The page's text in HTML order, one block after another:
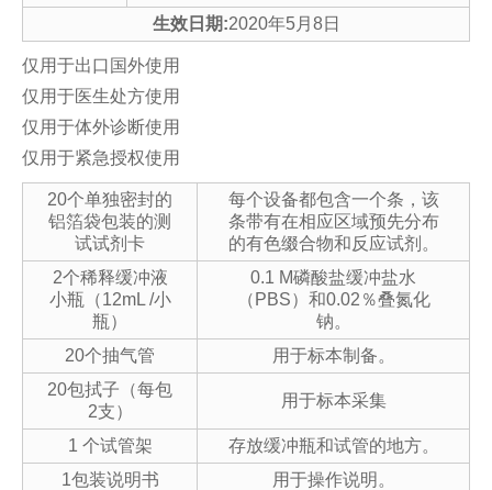
生效日期:2020年5月8日
仅用于出口国外使用
仅用于医生处方使用
仅用于体外诊断使用
仅用于紧急授权使用
20个单独密封的
铝箔袋包装的测
试试剂卡
每个设备都包含一个条，该
条带有在相应区域预先分布
的有色缀合物和反应试剂。
2个稀释缓冲液
小瓶（12mL /小
瓶）
0.1 M磷酸盐缓冲盐水
（ PBS）和0.02 ％叠氮化
钠。
20个抽气管
用于标本制备。
20包拭子（每包
2支）
用于标本采集
1 个试管架
存放缓冲瓶和试管的地方。
1包装说明书
用于操作说明。